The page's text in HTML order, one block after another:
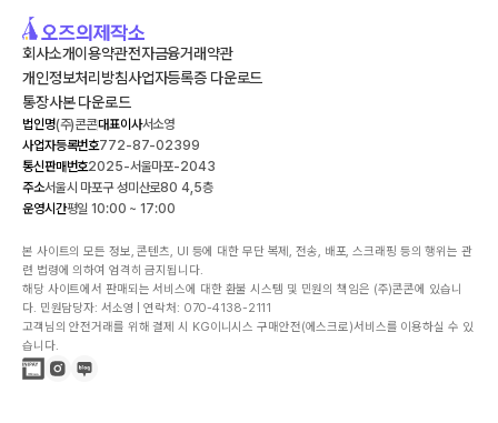
법인명(주)콘콘대표이사서소영
사업자등록번호772-87-02399
통신판매번호2025-서울마포-2043
주소서울시 마포구 성미산로80 4,5층
운영시간평일 10:00 ~ 17:00
회사소개이용약관전자금융거래약관
개인정보처리방침사업자등록증 다운로드
통장사본 다운로드
본 사이트의 모든 정보, 콘텐츠, UI 등에 대한 무단 복제, 전송, 배포, 스크래핑 등의 행위는 관
련 법령에 의하여 엄격히 금지됩니다.
해당 사이트에서 판매되는 서비스에 대한 환불 시스템 및 민원의 책임은 (주)콘콘에 있습니
다. 민원담당자: 서소영 | 연락처: 070-4138-2111
고객님의 안전거래를 위해 결제 시 KG이니시스 구매안전(에스크로)서비스를 이용하실 수 있
습니다.